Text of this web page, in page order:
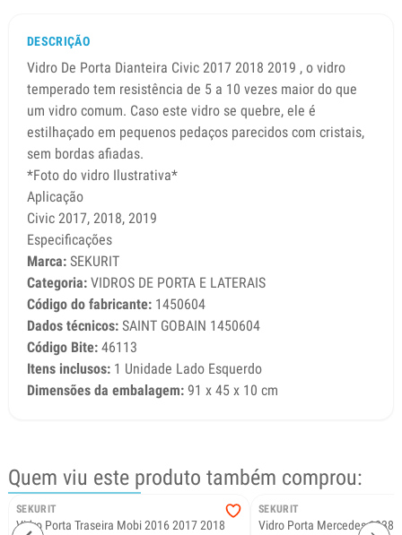
DESCRIÇÃO
Vidro De Porta Dianteira Civic 2017 2018 2019 , o vidro
temperado tem resistência de 5 a 10 vezes maior do que
um vidro comum. Caso este vidro se quebre, ele é
estilhaçado em pequenos pedaços parecidos com cristais,
sem bordas afiadas.
*Foto do vidro Ilustrativa*
Aplicação
Civic 2017, 2018, 2019
Especificações
Marca: SEKURIT
Categoria: VIDROS DE PORTA E LATERAIS
Código do fabricante: 1450604
Dados técnicos: SAINT GOBAIN 1450604
Código Bite: 46113
Itens inclusos: 1 Unidade Lado Esquerdo
Dimensões da embalagem: 91 x 45 x 10 cm
Quem viu este produto também comprou:
SEKURIT
Vidro Porta Traseira Mobi 2016 2017 2018
SEKURIT
Vidro Porta Mercedes